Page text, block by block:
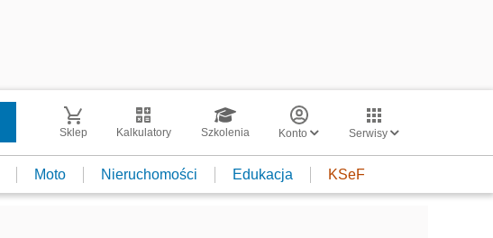
Sklep Kalkulatory Szkolenia Konto Serwisy
Moto Nieruchomości Edukacja KSeF